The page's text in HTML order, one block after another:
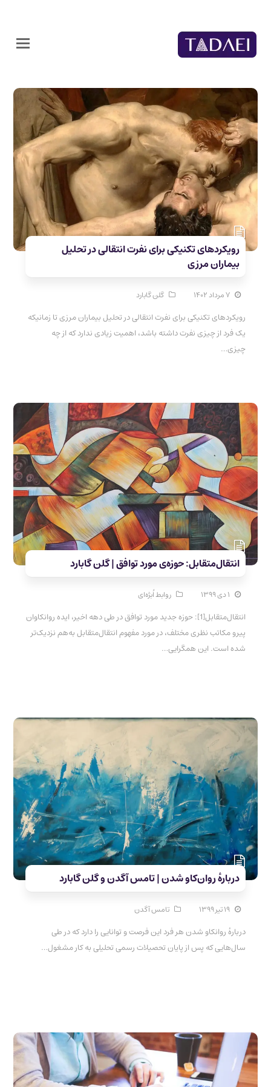
رویکردهای تکنیکی برای نفرت انتقالی در تحلیل
بیماران مرزی
۷ مرداد ۱۴۰۲ گلن گابارد
رویکردهای تکنیکی برای نفرت انتقالی در تحلیل بیماران مرزی تا زمانیکه
یک فرد از چیزی نفرت داشته باشد، اهمیت زیادی ندارد که از چه
چیزی…
انتقال­‌متقابل: حوزه‌ی مورد توافق | گلن گابارد
۱ دی ۱۳۹۹ روابط اُبژه‌ای
انتقال­‌متقابل[1]: حوزه جدید مورد توافق در طی دهه اخیر، ایده روانکاوان
پیرو مکاتب نظری مختلف، در مورد مفهوم انتقال­­‌متقابل به­‌هم نزدیک­‌تر
شده است. این همگرایی…
درباره‌ٔ روان‌کاو شدن | تامس آگدن و گلن گابارد
۱۹ تیر ۱۳۹۹ تامس آگدن
درباره‌ٔ روانکاو شدن هر فرد این فرصت و توانایی را دارد که در طی
سال‌هایی که پس از پایان تحصیلات رسمی تحلیلی به کار مشغول…